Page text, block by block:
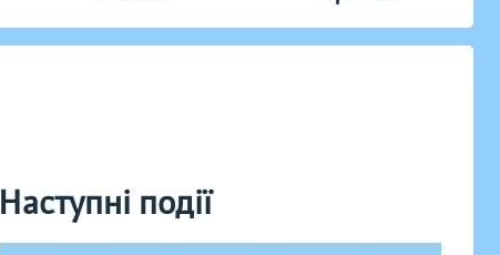
Наступні події